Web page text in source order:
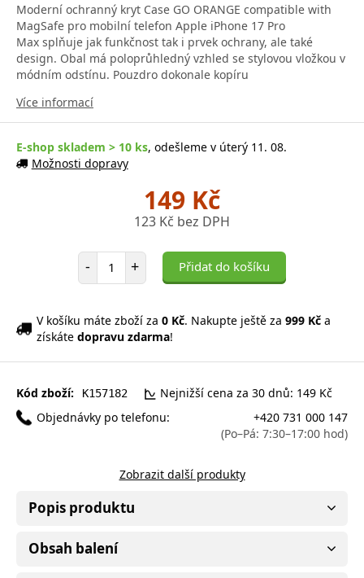
Moderní ochranný kryt Case GO ORANGE compatible with
MagSafe pro mobilní telefon Apple iPhone 17 Pro
Max splňuje jak funkčnost tak i prvek ochrany, ale také
design. Obal má poloprůhledný vzhled se stylovou vložkou v
módním odstínu. Pouzdro dokonale kopíru
Více informací
E-shop skladem > 10 ks, odešleme v úterý 11. 08.
Možnosti dopravy
149 Kč
123 Kč bez DPH
- Počet položek
+ Přidat do košíku
V košíku máte zboží za 0 Kč. Nakupte ještě za 999 Kč a
získáte dopravu zdarma!
Kód zboží: K157182
Nejnižší cena za 30 dnů: 149 Kč
Objednávky po telefonu:
+420 731 000 147
(Po–Pá: 7:30–17:00 hod)
Zobrazit další produkty
Popis produktu
Obsah balení